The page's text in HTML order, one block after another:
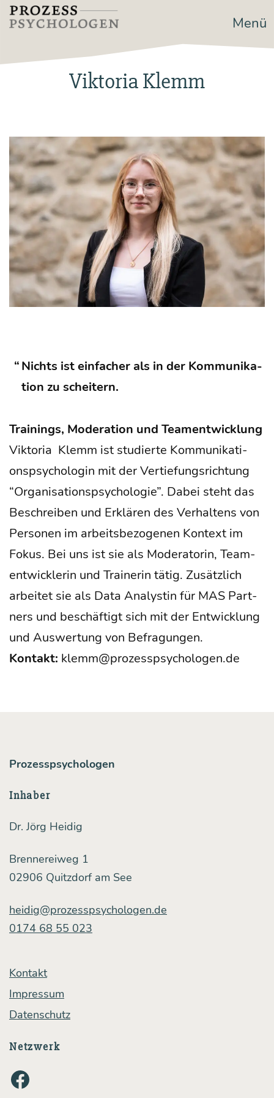
Zum
Inhalt
Prozesspsychologen Menü
Viktoria Klemm
Nichts ist ein­fa­cher als in der Kom­mu­ni­ka­
ti­on zu scheitern.
Trai­nings, Mode­ra­ti­on und Teamentwicklung
Vik­to­ria Klemm ist stu­dier­te Kom­mu­ni­ka­ti­
ons­psy­cho­lo­gin mit der Ver­tie­fungs­rich­tung
“Orga­ni­sa­ti­ons­psy­cho­lo­gie”. Dabei steht das
Beschrei­ben und Erklä­ren des Ver­hal­tens von
Per­so­nen im arbeits­be­zo­ge­nen Kon­text im
Fokus. Bei uns ist sie als Mode­ra­to­rin, Team­
ent­wick­le­rin und Trai­ne­rin tätig. Zusätz­lich
arbei­tet sie als Data Ana­lys­tin für MAS Part­
ners und beschäf­tigt sich mit der Ent­wick­lung
und Aus­wer­tung von Befragungen.
Kon­takt: klemm@prozesspsychologen.de
Prozesspsychologen
Inhaber
Dr. Jörg Heidig
Brennereiweg 1
02906 Quitzdorf am See
heidig@prozesspsychologen.de
0174 68 55 023
Kontakt
Impressum
Datenschutz
Netzwerk
Facebook